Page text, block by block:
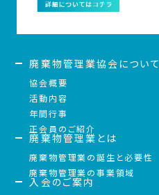
廃棄物管理業協会について
協会概要
活動内容
年間行事
正会員のご紹介
廃棄物管理業とは
廃棄物管理業の誕生と必要性
廃棄物管理業の事業領域
入会のご案内